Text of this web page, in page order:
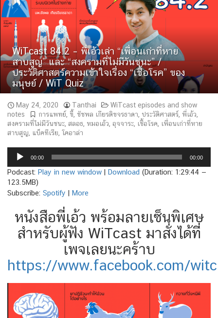
WiTcast 84.2 – พี่เอ้วเล่า “เพื่อนเก่าที่หาย
สาบสูญ” และ “สงครามที่ไม่มีวันชนะ” /
ประวัติศาสตร์ความเข้าใจเรื่อง “เชื้อโรค” ของ
มนุษย์ / WiT Quiz
May 24, 2020 Tanthai
WiTcast episodes and show
notes
การแพทย์ ขี้ ชัชพล เกียรติขจรธาดา ประวัติศาสตร์ พี่เอ้ว
สงครามที่ไม่มีวันชนะ สลอธ หมอเอ้ว อุจจาระ เชื้อโรค
เพื่อนเก่าที่หาย
สาบสูญ
แบ็คทีเรีย โคอาล่า
Audio
Player
00:00 00:00
Podcast: Play in new window | Download (Duration: 1:29:44 —
123.5MB)
Subscribe: Spotify | More
หนังสือพี่เอ้ว พร้อมลายเซ็นพิเศษ
สำหรับผู้ฟัง WiTcast มาสั่งได้ที่
เพจเลยนะคร้าบ
https://www.facebook.com/